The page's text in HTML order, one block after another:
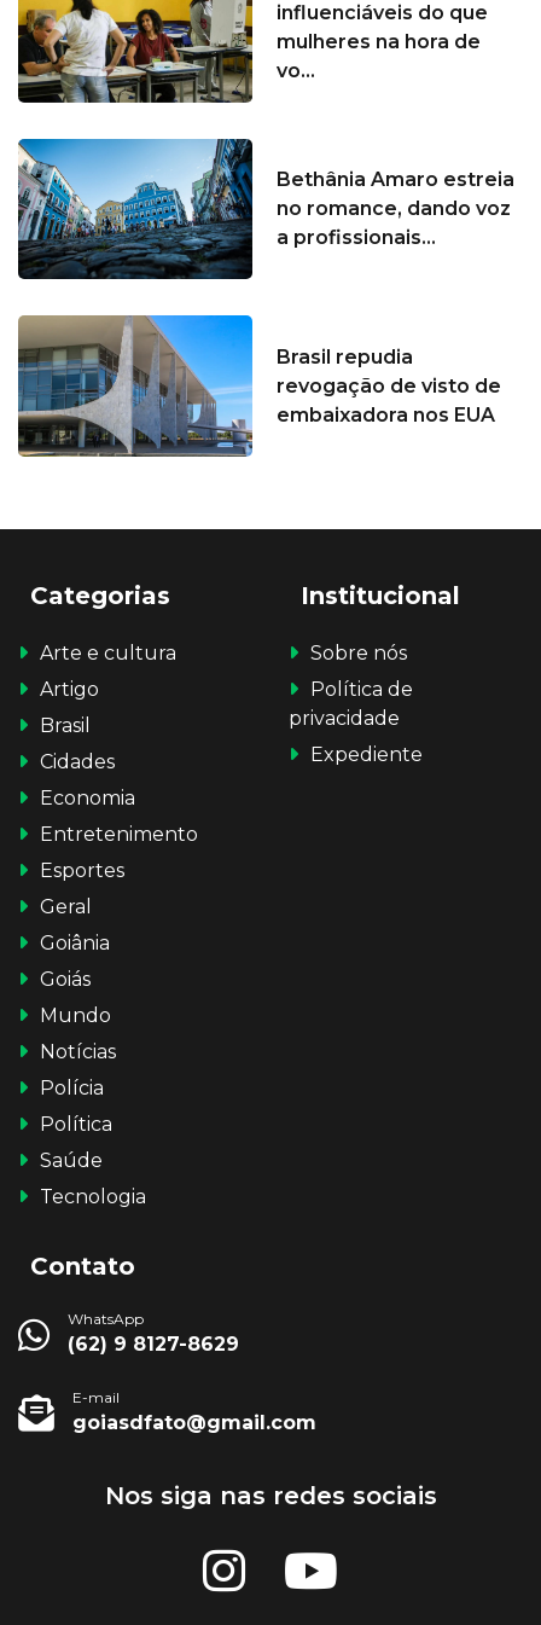
influenciáveis do que
mulheres na hora de
vo...
Bethânia Amaro estreia
no romance, dando voz
a profissionais...
Brasil repudia
revogação de visto de
embaixadora nos EUA
Categorias
Arte e cultura
Artigo
Brasil
Cidades
Economia
Entretenimento
Esportes
Geral
Goiânia
Goiás
Mundo
Notícias
Polícia
Política
Saúde
Tecnologia
Institucional
Sobre nós
Política de
privacidade
Expediente
Contato
WhatsApp
(62) 9 8127-8629
E-mail
goiasdfato@gmail.com
Nos siga nas redes sociais